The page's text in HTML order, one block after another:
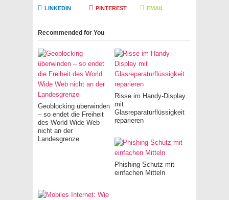
LINKEDIN PINTEREST EMAIL
Recommended for You
Geoblocking überwinden
– so endet die Freiheit
des World Wide Web
nicht an der
Landesgrenze
Risse im Handy-Display
mit
Glasreparaturflüssigkeit
reparieren
Phishing-Schutz mit
einfachen Mitteln